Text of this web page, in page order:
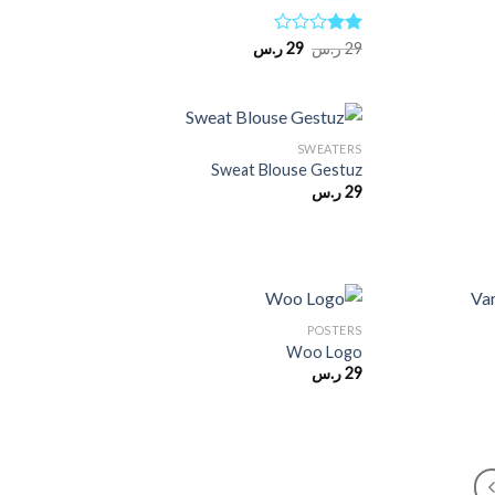
تم
من
5
29ر.س السعر
الأصلي
29 ر.س
SWEATERS
Sweat Blouse Gestuz
29ر.س
POSTERS
Woo Logo
29ر.س